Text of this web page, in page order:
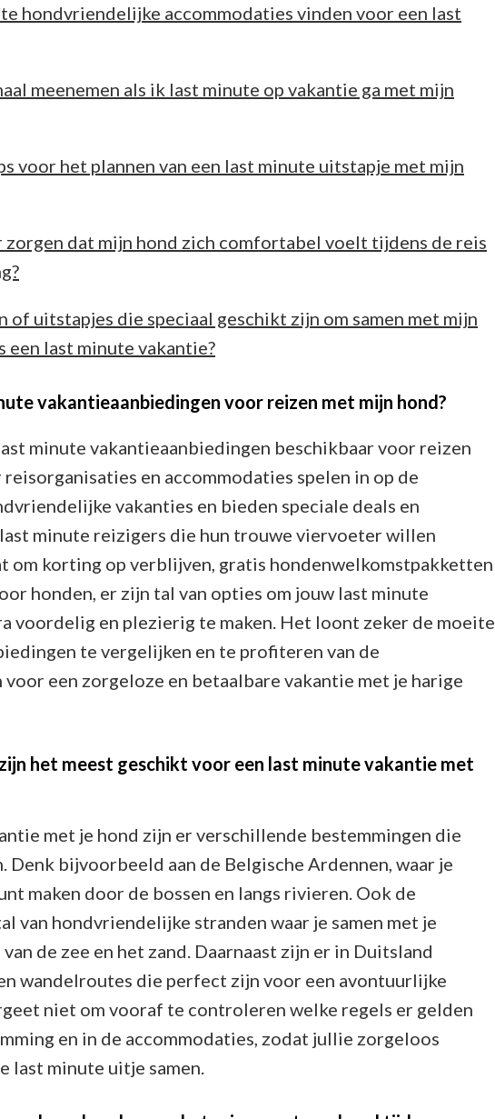
hondvriendelijke accommodaties vinden voor een last
meenemen als ik last minute op vakantie ga met mijn
voor het plannen van een last minute uitstapje met mijn
zorgen dat mijn hond zich comfortabel voelt tijdens de reis
uitstapjes die speciaal geschikt zijn om samen met mijn
een last minute vakantie?
vakantieaanbiedingen voor reizen met mijn hond?
minute vakantieaanbiedingen beschikbaar voor reizen
reisorganisaties en accommodaties spelen in op de
vakanties en bieden speciale deals en
minute reizigers die hun trouwe viervoeter willen
om korting op verblijven, gratis hondenwelkomstpakketten
honden, er zijn tal van opties om jouw last minute
voordelig en plezierig te maken. Het loont zeker de moeite
te vergelijken en te profiteren van de
een zorgeloze en betaalbare vakantie met je harige
het meest geschikt voor een last minute vakantie met
met je hond zijn er verschillende bestemmingen die
Denk bijvoorbeeld aan de Belgische Ardennen, waar je
maken door de bossen en langs rivieren. Ook de
van hondvriendelijke stranden waar je samen met je
de zee en het zand. Daarnaast zijn er in Duitsland
wandelroutes die perfect zijn voor een avontuurlijke
niet om vooraf te controleren welke regels er gelden
en in de accommodaties, zodat jullie zorgeloos
last minute uitje samen.